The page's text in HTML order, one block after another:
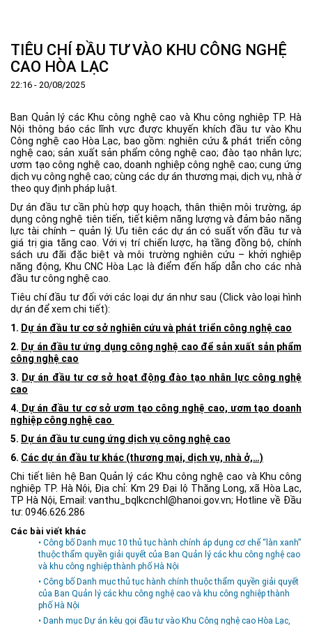
Lịch sử hình thành và phát triển
Tầm nhìn - Sứ mệnh
Cơ cấu tổ chức
Chức năng, nhiệm vụ
Tin tức - sự kiện
Ban Quản lý Khu
Doanh nghiệp
Hợp tác quốc tế
Đào tạo và Nghiên cứu
Cách mạng công nghiệp lần thứ 4
Quy hoạch
Quy hoạch khu chức năng
Vị trí
Cơ sở hạ tầng
Cơ chế ưu đãi đầu tư
Cơ chế Một cửa
Nguồn nhân lực
Nhà đầu tư
Hướng dẫn đầu tư ▼
Trình tự, thủ tục đầu tư
Tiêu chí đầu tư
Lĩnh vực đầu tư
Quản lý và vận hành dự án đầu tư
Văn bản pháp luật ▼
Các thủ tục hành chính
Doanh nghiệp
Đất đai
Đầu tư
Khu CNC Hòa Lạc
Lao động
Môi trường
Quy hoạch - Xây dựng
Ưu đãi đầu tư
Văn bản khác
Thông báo
Thông báo chung
Tuyển dụng
Công khai ngân sách
Dữ liệu mở
FAQs
Liên hệ - Liên kết ▼
Liên kết
Liên hệ
TIÊU CHÍ ĐẦU TƯ VÀO KHU CÔNG NGHỆ
CAO HÒA LẠC
22:16 - 20/08/2025
Ban Quản lý các Khu công nghệ cao và Khu công nghiệp TP. Hà
Nội thông báo các lĩnh vực được khuyến khích đầu tư vào Khu
Công nghệ cao Hòa Lạc, bao gồm: nghiên cứu & phát triển công
nghệ cao; sản xuất sản phẩm công nghệ cao; đào tạo nhân lực;
ươm tạo công nghệ cao, doanh nghiệp công nghệ cao; cung ứng
dịch vụ công nghệ cao; cùng các dự án thương mại, dịch vụ, nhà ở
theo quy định pháp luật.
Dự án đầu tư cần phù hợp quy hoạch, thân thiện môi trường, áp
dụng công nghệ tiên tiến, tiết kiệm năng lượng và đảm bảo năng
lực tài chính – quản lý. Ưu tiên các dự án có suất vốn đầu tư và
giá trị gia tăng cao. Với vị trí chiến lược, hạ tầng đồng bộ, chính
sách ưu đãi đặc biệt và môi trường nghiên cứu – khởi nghiệp
năng động, Khu CNC Hòa Lạc là điểm đến hấp dẫn cho các nhà
đầu tư công nghệ cao.
Tiêu chí đầu tư đối với các loại dự án như sau (Click vào loại hình
dự án để xem chi tiết):
1. Dự án đầu tư cơ sở nghiên cứu và phát triển công nghệ cao
2. Dự án đầu tư ứng dụng công nghệ cao để sản xuất sản phẩm
công nghệ cao
3. Dự án đầu tư cơ sở hoạt động đào tạo nhân lực công nghệ
cao
4. Dự án đầu tư cơ sở ươm tạo công nghệ cao, ươm tạo doanh
nghiệp công nghệ cao
5. Dự án đầu tư cung ứng dịch vụ công nghệ cao
6. Các dự án đầu tư khác (thương mại, dịch vụ, nhà ở,…)
Chi tiết liên hệ Ban Quản lý các Khu công nghệ cao và Khu công
nghiệp TP. Hà Nội, Địa chỉ: Km 29 Đại lộ Thăng Long, xã Hòa Lạc,
TP Hà Nội, Email: vanthu_bqlkcnchl@hanoi.gov.vn; Hotline về Đầu
tư: 0946.626.286
Các bài viết khác
• Công bố Danh mục 10 thủ tục hành chính áp dụng cơ chế “làn xanh”
thuộc thẩm quyền giải quyết của Ban Quản lý các khu công nghệ cao
và khu công nghiệp thành phố Hà Nội
• Công bố Danh mục thủ tục hành chính thuộc thẩm quyền giải quyết
của Ban Quản lý các khu công nghệ cao và khu công nghiệp thành
phố Hà Nội
• Danh mục Dự án kêu gọi đầu tư vào Khu Công nghệ cao Hòa Lạc,